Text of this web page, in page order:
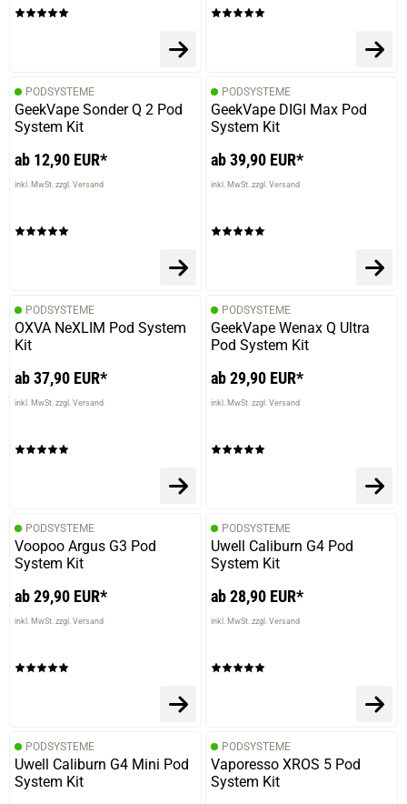
PODSYSTEME
GeekVape Sonder Q 2 Pod
System Kit
ab 12,90 EUR*
inkl. MwSt. zzgl. Versand
PODSYSTEME
GeekVape DIGI Max Pod
System Kit
ab 39,90 EUR*
inkl. MwSt. zzgl. Versand
PODSYSTEME
OXVA NeXLIM Pod System
Kit
ab 37,90 EUR*
inkl. MwSt. zzgl. Versand
PODSYSTEME
GeekVape Wenax Q Ultra
Pod System Kit
ab 29,90 EUR*
inkl. MwSt. zzgl. Versand
PODSYSTEME
Voopoo Argus G3 Pod
System Kit
ab 29,90 EUR*
inkl. MwSt. zzgl. Versand
PODSYSTEME
Uwell Caliburn G4 Pod
System Kit
ab 28,90 EUR*
inkl. MwSt. zzgl. Versand
PODSYSTEME
Uwell Caliburn G4 Mini Pod
System Kit
PODSYSTEME
Vaporesso XROS 5 Pod
System Kit